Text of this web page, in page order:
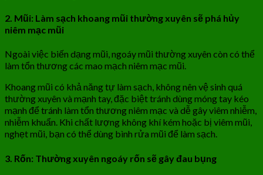
2. Mũi: Làm sạch khoang mũi thường xuyên sẽ phá hủy
niêm mạc mũi
Ngoài việc biến dạng mũi, ngoáy mũi thường xuyên còn có thể
làm tổn thương các mao mạch niêm mạc mũi.
Khoang mũi có khả năng tự làm sạch, không nên vệ sinh quá
thường xuyên và mạnh tay, đặc biệt tránh dùng móng tay kéo
mạnh để tránh làm tổn thương niêm mạc và dễ gây viêm nhiễm,
nhiễm khuẩn. Khi chất lượng không khí kém hoặc bị viêm mũi,
nghẹt mũi, bạn có thể dùng bình rửa mũi để làm sạch.
3. Rốn: Thường xuyên ngoáy rốn sẽ gây đau bụng